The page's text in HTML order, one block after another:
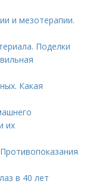
и мезотерапии.
Поделки
Какая
их
в 40 лет